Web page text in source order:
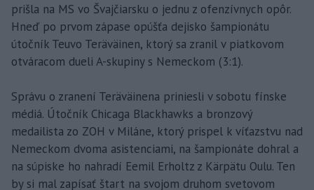
prišla na MS vo Švajčiarsku o jednu z ofenzívnych opôr.
Hneď po prvom zápase opúšťa dejisko šampionátu
útočník Teuvo Teräväinen, ktorý sa zranil v piatkovom
otváracom dueli A-skupiny s Nemeckom (3:1).
Správu o zranení Teräväinena priniesli v sobotu fínske
médiá. Útočník Chicaga Blackhawks a bronzový
medailista zo ZOH v Miláne, ktorý prispel k víťazstvu nad
Nemeckom dvoma asistenciami, na šampionáte dohral a
na súpiske ho nahradí Eemil Erholtz z Kärpätu Oulu. Ten
by si mal zapísať štart na svojom druhom svetovom